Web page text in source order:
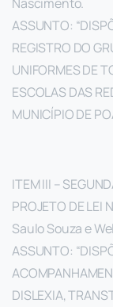
ASSUNTO:
REGISTRO DO
UNIFORMES DE
ESCOLAS DAS
MUNICÍPIO DE
ITEM III –
PROJETO DE
Saulo Souza e
ASSUNTO:
DISLEXIA,